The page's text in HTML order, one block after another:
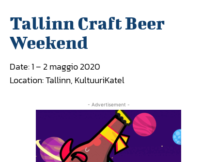
Tallinn Craft Beer
Weekend
Date: 1 – 2 maggio 2020
Location: Tallinn, KultuuriKatel
- Advertisement -